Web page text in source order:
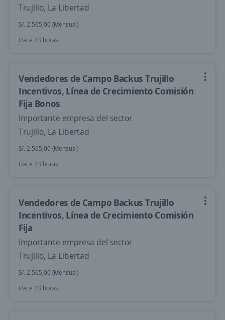
Trujillo, La Libertad
S/. 2.565,00 (Mensual)
Hace 23 horas
Vendedores de Campo Backus Trujillo
Incentivos, Línea de Crecimiento Comisión
Fija Bonos
Importante empresa del sector
Trujillo, La Libertad
S/. 2.565,00 (Mensual)
Hace 23 horas
Vendedores de Campo Backus Trujillo
Incentivos, Línea de Crecimiento Comisión
Fija
Importante empresa del sector
Trujillo, La Libertad
S/. 2.565,00 (Mensual)
Hace 23 horas